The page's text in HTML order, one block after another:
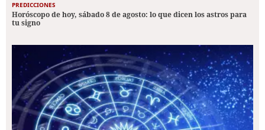
PREDICCIONES
Horóscopo de hoy, sábado 8 de agosto: lo que dicen los astros para
tu signo